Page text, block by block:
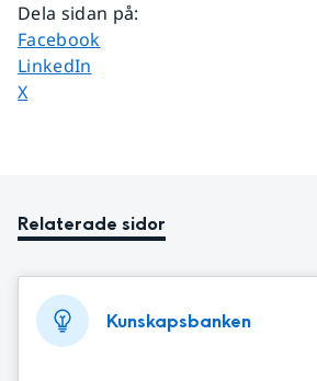
Dela sidan på:
Dela sidan på
Facebook
Dela sidan på
LinkedIn
Dela sidan på
X
Relaterade sidor
Kunskapsbanken